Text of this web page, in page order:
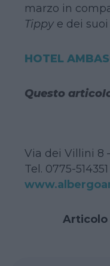
marzo in
Tippye dei suoi
HOTEL
Questo
Via dei Villini 8
Tel. 0775-514351
Articolo